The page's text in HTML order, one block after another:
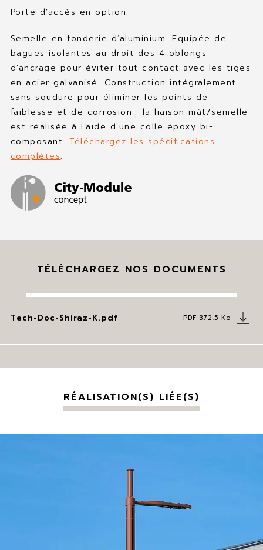
Porte d’accès en option.
Semelle en fonderie d’aluminium. Equipée de
bagues isolantes au droit des 4 oblongs
d’ancrage pour éviter tout contact avec les tiges
en acier galvanisé. Construction intégralement
sans soudure pour éliminer les points de
faiblesse et de corrosion : la liaison mât/semelle
est réalisée à l’aide d’une colle époxy bi-
composant.Téléchargez les spécifications
complètes.
TÉLÉCHARGEZ NOS DOCUMENTS
Tech-Doc-Shiraz-K.pdf PDF 372.5 Ko
RÉALISATION(S) LIÉE(S)
Nerello (applique)
2018
Nerello, Structure K, Shiraz Nano (borne)